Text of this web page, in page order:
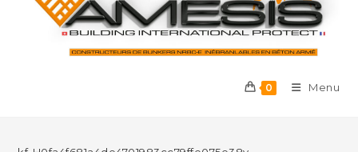
0 Menu